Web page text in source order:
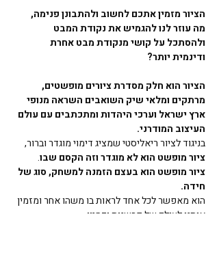
הציור מזמין אתכם לחשוב ולהתבונן פנימה,
מה עוזר לנו להגמיש את נקודת המבט
ולהסתכל על קושי מנקודת מבט אחרת
ודינמית יותר?
הציור הוא חלק מסדרת ציורים מופשטים,
מרתקים ומלאי שיק השואבים השראה מנופי
ארץ ישראל וערכי היהדות ומתכתבים עם עולם
העיצוב המודרני.
בניגוד לציור ריאליסטי שמציג דימוי מוגדר וברור,
ציור מופשט הוא לא מוגדר וזה הקסם שבו.
ציור מופשט הוא בעצם הזמנה למשחק, סוג של
חידה.
הוא מאפשר לכל אחד לראות בו משהו אחר ומזמין
אותנו לעולם של פרשנות ודמיון.